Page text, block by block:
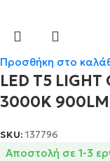
Προσθήκη στο
LED T5
3000K 900LM
SKU: 137796
Αποστολή σε 1-3